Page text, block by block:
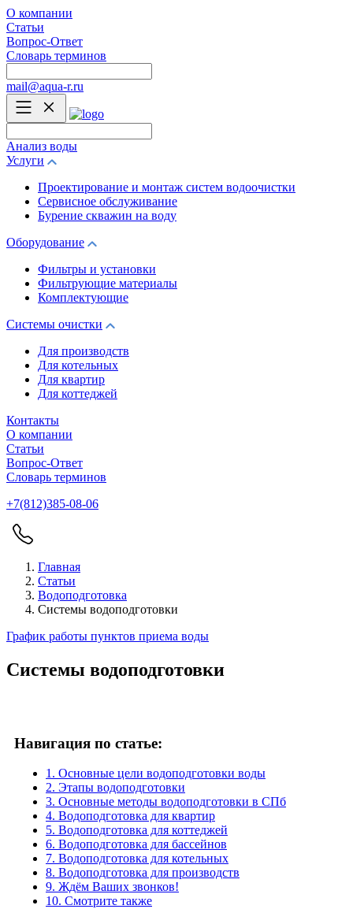
О компании
Статьи
Вопрос-Ответ
Словарь терминов
mail@aqua-r.ru
Анализ воды
Услуги
Проектирование и монтаж систем водоочистки
Сервисное обслуживание
Бурение скважин на воду
Оборудование
Фильтры и установки
Фильтрующие материалы
Комплектующие
Системы очистки
Для производств
Для котельных
Для квартир
Для коттеджей
Контакты
О компании
Статьи
Вопрос-Ответ
Словарь терминов
+7(812)385-08-06
Главная
Статьи
Водоподготовка
Системы водоподготовки
График работы пунктов приема воды
Системы водоподготовки
Навигация по статье:
1. Основные цели водоподготовки воды
2. Этапы водоподготовки
3. Основные методы водоподготовки в СПб
4. Водоподготовка для квартир
5. Водоподготовка для коттеджей
6. Водоподготовка для бассейнов
7. Водоподготовка для котельных
8. Водоподготовка для производств
9. Ждём Ваших звонков!
10. Смотрите также